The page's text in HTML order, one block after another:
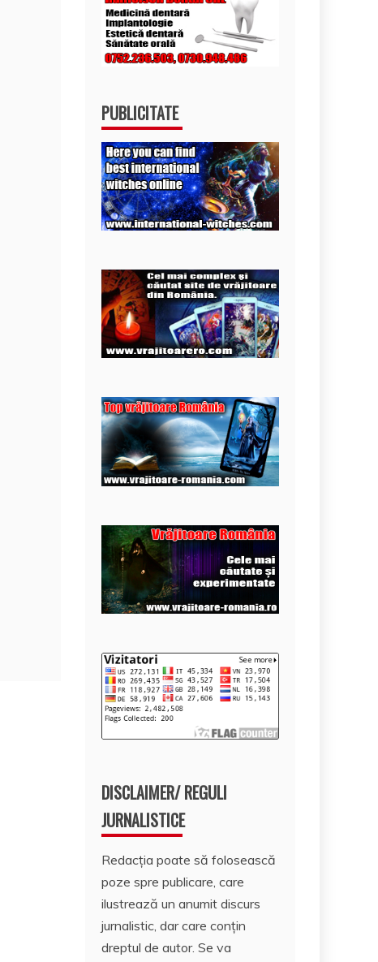
PUBLICITATE
DISCLAIMER/ REGULI
JURNALISTICE
Redacția poate să folosească
poze spre publicare, care
ilustrează un anumit discurs
jurnalistic, dar care conțin
dreptul de autor. Se va